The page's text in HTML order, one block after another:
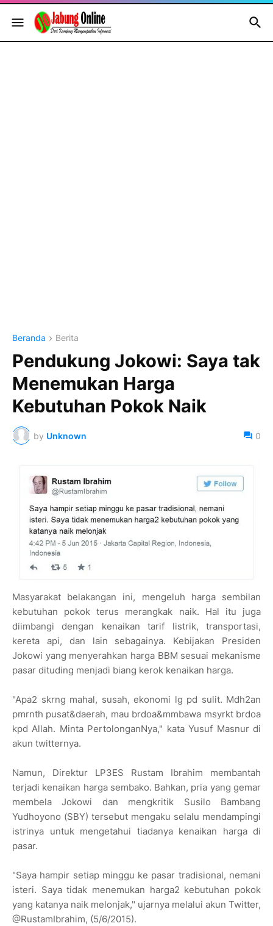
Beranda Berita
Pendukung Jokowi: Saya tak
Menemukan Harga
Kebutuhan Pokok Naik
by Unknown 0
Masyarakat belakangan ini, mengeluh harga sembilan
kebutuhan pokok terus merangkak naik. Hal itu juga
diimbangi dengan kenaikan tarif listrik, transportasi,
kereta api, dan lain sebagainya. Kebijakan Presiden
Jokowi yang menyerahkan harga BBM sesuai mekanisme
pasar dituding menjadi biang kerok kenaikan harga.
"Apa2 skrng mahal, susah, ekonomi lg pd sulit. Mdh2an
pmrnth pusat&daerah, mau brdoa&mmbawa msyrkt brdoa
kpd Allah. Minta PertolonganNya," kata Yusuf Masnur di
akun twitternya.
Namun, Direktur LP3ES Rustam Ibrahim membantah
terjadi kenaikan harga sembako. Bahkan, pria yang gemar
membela Jokowi dan mengkritik Susilo Bambang
Yudhoyono (SBY) tersebut mengaku selalu mendampingi
istrinya untuk mengetahui tiadanya kenaikan harga di
pasar.
"Saya hampir setiap minggu ke pasar tradisional, nemani
isteri. Saya tidak menemukan harga2 kebutuhan pokok
yang katanya naik melonjak," ujarnya melalui akun Twitter,
@RustamIbrahim, (5/6/2015).